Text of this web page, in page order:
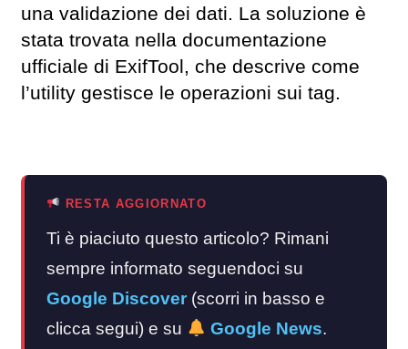
una validazione dei dati. La soluzione è
stata trovata nella documentazione
ufficiale di ExifTool, che descrive come
l’utility gestisce le operazioni sui tag.
RESTA AGGIORNATO
Ti è piaciuto questo articolo? Rimani
sempre informato seguendoci su
Google Discover (scorri in basso e
clicca segui) e su
Google News.